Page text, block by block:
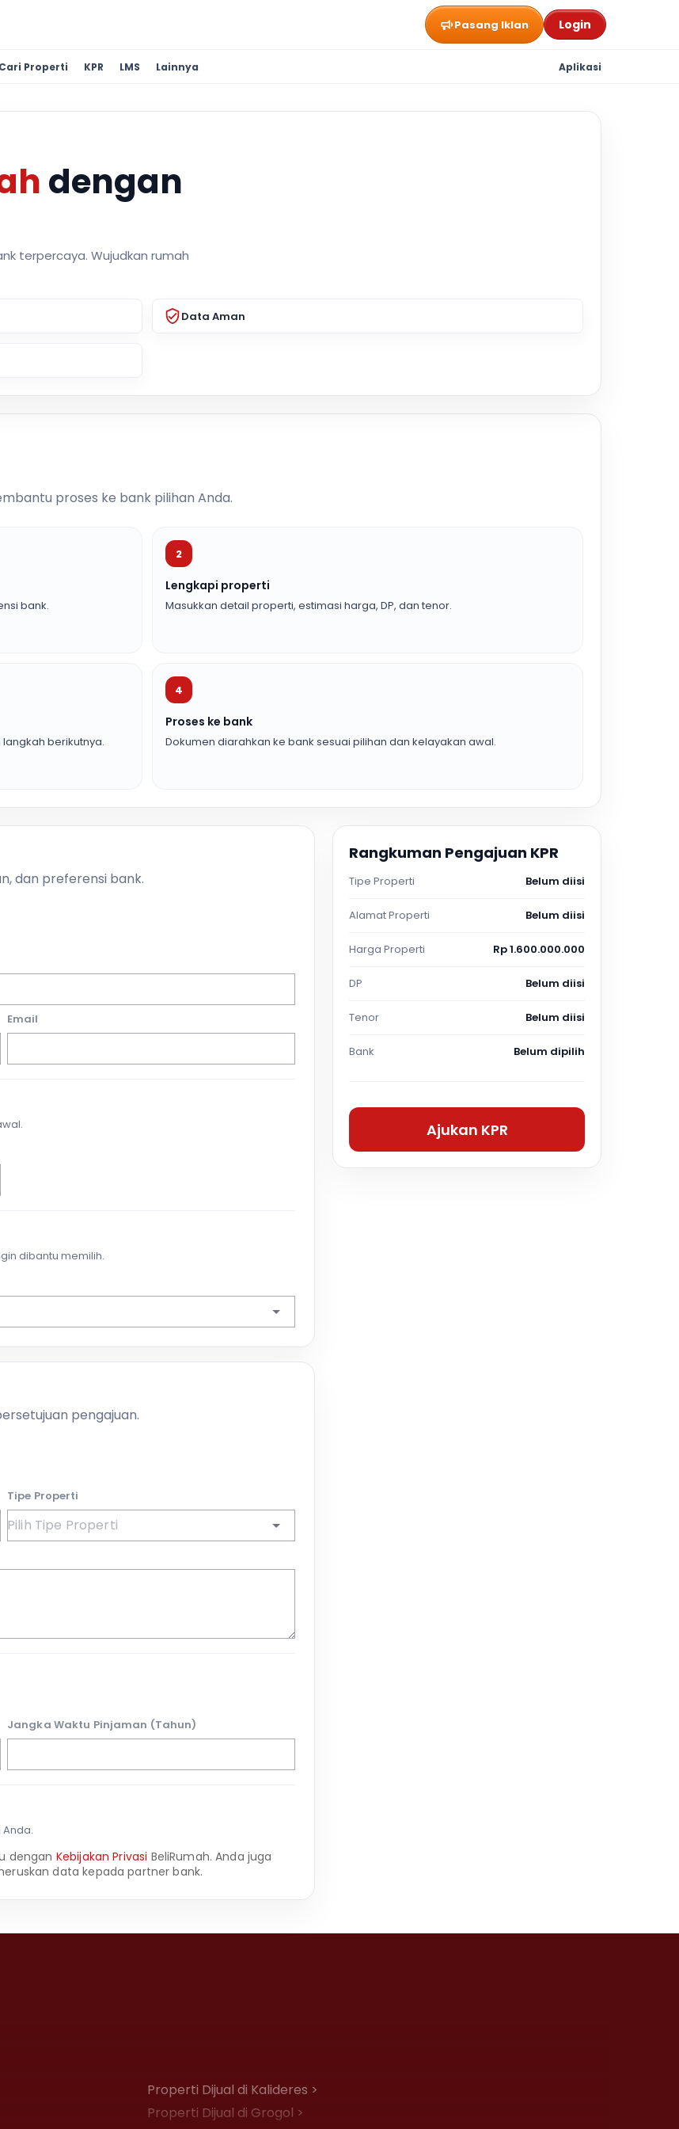
Pasang Iklan Login
Properti KPR LMS Lainnya Aplikasi
dengan
terpercaya. Wujudkan rumah
Data Aman
proses ke bank pilihan Anda.
bank.
2
Lengkapi properti
Masukkan detail properti, estimasi harga, DP, dan tenor.
berikutnya.
4
Proses ke bank
Dokumen diarahkan ke bank sesuai pilihan dan kelayakan awal.
dan preferensi bank.
Email
dibantu memilih.
pengajuan.
Tipe Properti
Jangka Waktu Pinjaman (Tahun)
dengan Kebijakan Privasi BeliRumah. Anda juga
data kepada partner bank.
Rangkuman Pengajuan KPR
Tipe Properti Belum diisi
Alamat Properti Belum diisi
Harga Properti Rp 1.600.000.000
DP Belum diisi
Tenor Belum diisi
Bank Belum dipilih
Ajukan KPR
Properti Dijual di Kalideres >
Properti Dijual di Grogol >